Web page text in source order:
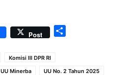
Post
Komisi III DPR RI
UU Minerba
UU No. 2 Tahun 2025